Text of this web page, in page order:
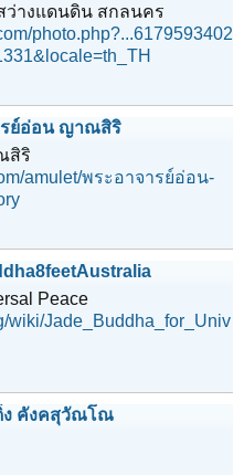
ว่างแดนดิน สกลนคร
photo.php?...6179593402
รย์อ่อน ญาณสิริ
สิริ
amulet/พระอาจารย์อ่อน-
Peace
wiki/Jade_Buddha_for_Univ
ง คังคสุวัณโณ